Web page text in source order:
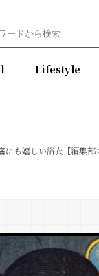
Lifestyle
も嬉しい浴衣【編集部